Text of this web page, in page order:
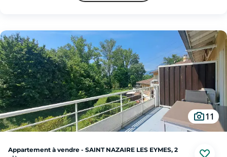
11
Appartement à vendre - SAINT NAZAIRE LES EYMES, 2